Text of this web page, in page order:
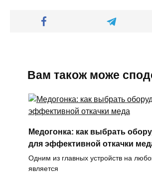
Вам також може
Медогонка: как выбрать
для эффективной откачки
Одним из главных устройств на
является